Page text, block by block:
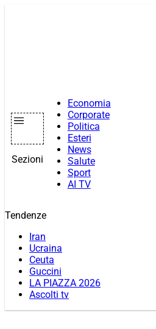
Sezioni
Economia
Corporate
Politica
Esteri
News
Salute
Sport
AI TV
Tendenze
Iran
Ucraina
Ceuta
Guccini
LA PIAZZA 2026
Ascolti tv